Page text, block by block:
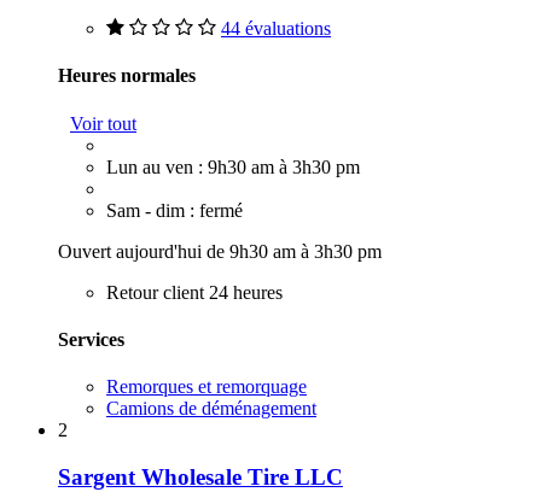
44 évaluations
Heures normales
Voir tout
Lun au ven : 9h30 am à 3h30 pm
Sam - dim : fermé
Ouvert aujourd'hui de 9h30 am à 3h30 pm
Retour client 24 heures
Services
Remorques et remorquage
Camions de déménagement
2
Sargent Wholesale Tire LLC